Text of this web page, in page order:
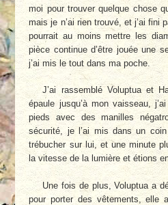
moi pour trouver quelque chose
mais je n’ai rien trouvé, et j’ai fini
pourrait au moins mettre les
pièce continue d’être jouée une
j’ai mis le tout dans ma poche.
J’ai rassemblé Voluptua et
épaule jusqu’à mon vaisseau,
pieds avec des manilles
sécurité, je l’ai mis dans un
trébucher sur lui, et une minute
la vitesse de la lumière et étions
Une fois de plus, Voluptua a
pour porter des vêtements, elle